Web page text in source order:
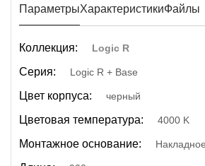
ПараметрыХарактеристикиФайлы
Коллекция: Logic R
Серия: Logic R + Base
Цвет корпуса: черный
Цветовая температура: 4000 K
Монтажное основание: Накладное